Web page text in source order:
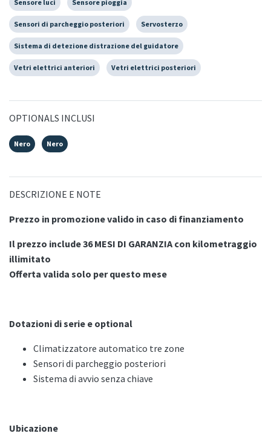
Sensore luci Sensore pioggia
Sensori di parcheggio posteriori Servosterzo
Sistema di detezione distrazione del guidatore
Vetri elettrici anteriori Vetri elettrici posteriori
OPTIONALS INCLUSI
Nero Nero
DESCRIZIONE E NOTE
Prezzo in promozione valido in caso di finanziamento
Il prezzo include 36 MESI DI GARANZIA con kilometraggio
illimitato
Offerta valida solo per questo mese
Dotazioni di serie e optional
Climatizzatore automatico tre zone
Sensori di parcheggio posteriori
Sistema di avvio senza chiave
Ubicazione